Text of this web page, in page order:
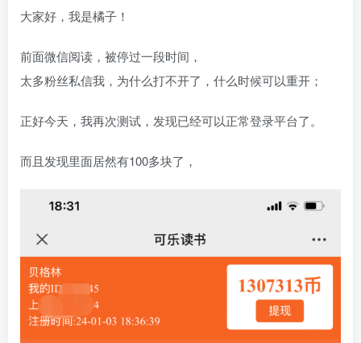
大家好，我是橘子！
前面微信阅读，被停过一段时间，
太多粉丝私信我，为什么打不开了，什么时候可以重开；
正好今天，我再次测试，发现已经可以正常登录平台了。
而且发现里面居然有100多块了，